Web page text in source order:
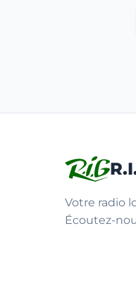
Votre radio
Écoutez-